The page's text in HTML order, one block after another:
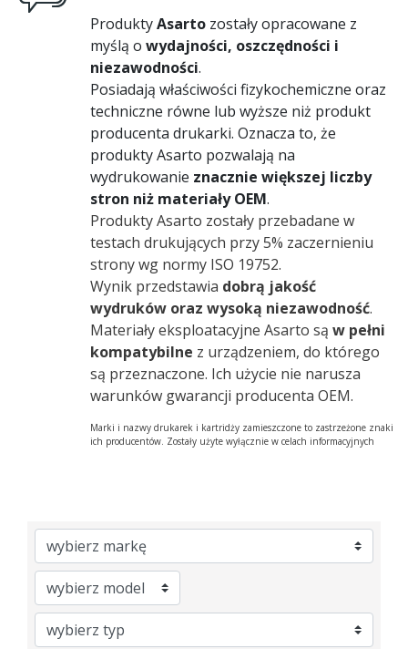
ProduktyAsarto zostały opracowane z
myślą o wydajności, oszczędności i
niezawodności.
Posiadają właściwości fizykochemiczne oraz
techniczne równe lub wyższe niż produkt
producenta drukarki. Oznacza to, że
produkty Asarto pozwalają na
wydrukowanie znacznie większej liczby
stron niż materiały OEM.
Produkty Asarto zostały przebadane w
testach drukujących przy 5% zaczernieniu
strony wg normy ISO 19752.
Wynik przedstawia dobrą jakość
wydruków oraz wysoką niezawodność.
Materiały eksploatacyjne Asarto są w pełni
kompatybilne z urządzeniem, do którego
są przeznaczone. Ich użycie nie narusza
warunków gwarancji producenta OEM.
Marki i nazwy drukarek i kartridży zamieszczone to zastrzeżone znaki
ich producentów. Zostały użyte wyłącznie w celach informacyjnych